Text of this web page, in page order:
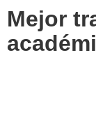
Mejor